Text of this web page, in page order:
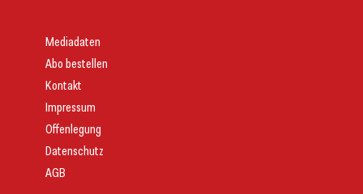
Mediadaten
Abo bestellen
Kontakt
Impressum
Offenlegung
Datenschutz
AGB